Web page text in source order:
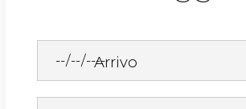
Arrivo